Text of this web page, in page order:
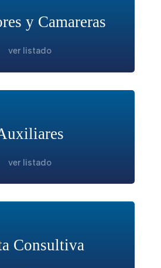
y Camareras
ver listado
ver listado
Consultiva